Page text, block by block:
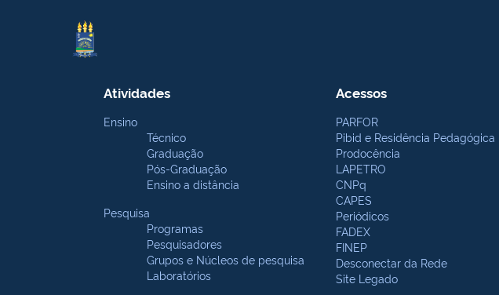
Atividades
Ensino
Técnico
Graduação
Pós-Graduação
Ensino a distância
Pesquisa
Programas
Pesquisadores
Grupos e Núcleos de pesquisa
Laboratórios
Acessos
PARFOR
Pibid e Residência Pedagógica
Prodocência
LAPETRO
CNPq
CAPES
Periódicos
FADEX
FINEP
Desconectar da Rede
Site Legado